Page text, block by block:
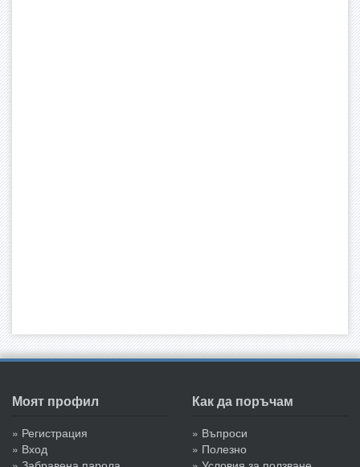
Моят профил
» Регистрация
» Вход
Как да поръчам
» Въпроси
» Полезно